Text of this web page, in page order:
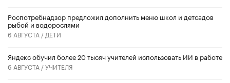
Роспотребнадзор предложил дополнить меню школ и детсадов
рыбой и водорослями
6 АВГУСТА / ДЕТИ
​Яндекс обучил более 20 тысяч учителей использовать ИИ в работе
6 АВГУСТА /УЧИТЕЛЯ